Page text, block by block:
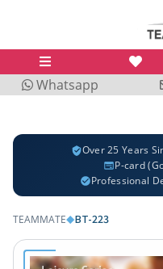
Whatsapp
Over 25 Years
P-card
Professional
TEAMMATE◆BT-223